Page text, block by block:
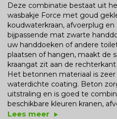
Deze combinatie bestaat uit
wasbakje Force met goud
koudwaterkraan, afvoerplug
bijpassende mat zwarte
uw handdoeken of andere
plaatsen of hangen, maakt de
kraangat zit aan de
Het betonnen materiaal is
waterdichte coating. Beton
uitstraling en is goed te
beschikbare kleuren kranen,
Lees meer play_arrow